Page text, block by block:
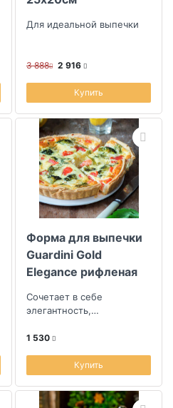
Для идеальной выпечки
3 888 2 916
Купить
Форма для выпечки
Guardini Gold
Elegance рифленая
Сочетает в себе
элегантность,
отличные
характеристики
1 530
Купить